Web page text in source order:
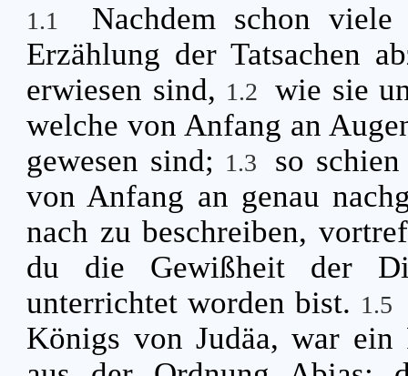
1.1
Nachdem schon
Erzählung der Tatsachen
erwiesen sind, 1.2
wie sie
welche von Anfang an
gewesen sind; 1.3
so
von Anfang an genau
nach zu beschreiben,
du die Gewißheit der
unterrichtet worden bist. 1.5
Königs von Judäa, war ein